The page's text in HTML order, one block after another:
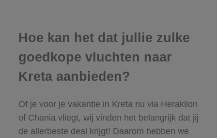
Hoe kan het dat jullie zulke
goedkope vluchten naar
Kreta aanbieden?
Of je voor je vakantie in Kreta nu via Heraklion
of Chania vliegt, wij vinden het belangrijk dat jij
de allerbeste deal krijgt! Daarom hebben we